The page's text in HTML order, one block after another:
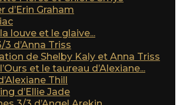
d’Erin Graham
louve et le glaive...
d’Anna Triss
de Shelby Kaly et Anna Triss
et le taureau d’Alexiane...
Thill
d’Ellie Jade